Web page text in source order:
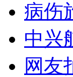
病伤
中兴
网友